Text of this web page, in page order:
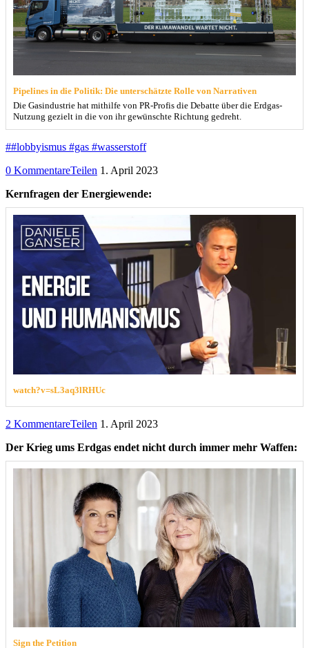
Pipelines in die Politik: Die unterschätzte Rolle von Narrativen
Die Gasindustrie hat mithilfe von PR-Profis die Debatte über die Erdgas-
Nutzung gezielt in die von ihr gewünschte Richtung gedreht.
##lobbyismus #gas #wasserstoff
0 KommentareTeilen 1. April 2023
Kernfragen der Energiewende:
watch?v=sL3aq3lRHUc
2 KommentareTeilen 1. April 2023
Der Krieg ums Erdgas endet nicht durch immer mehr Waffen:
Sign the Petition